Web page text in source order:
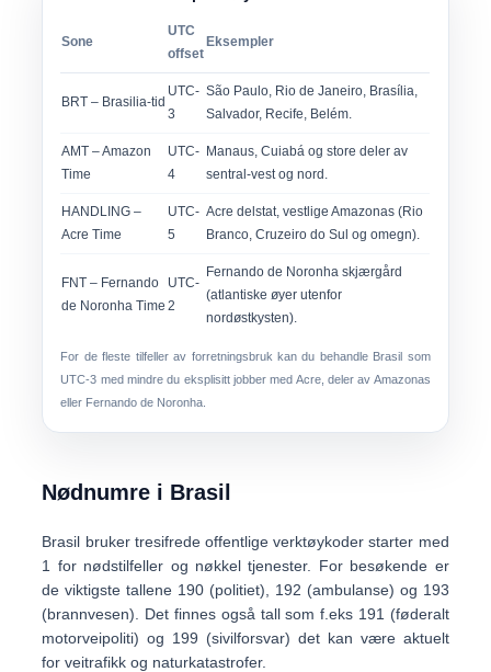
Sone
UTC
offset
Eksempler
BRT – Brasilia-tid
UTC-
3
São Paulo, Rio de Janeiro, Brasília,
Salvador, Recife, Belém.
AMT – Amazon
Time
UTC-
4
Manaus, Cuiabá og store deler av
sentral-vest og nord.
HANDLING –
Acre Time
UTC-
5
Acre delstat, vestlige Amazonas (Rio
Branco, Cruzeiro do Sul og omegn).
FNT – Fernando
de Noronha Time
UTC-
2
Fernando de Noronha skjærgård
(atlantiske øyer utenfor
nordøstkysten).
For de fleste tilfeller av forretningsbruk kan du behandle Brasil som
UTC-3 med mindre du eksplisitt jobber med Acre, deler av Amazonas
eller Fernando de Noronha.
Nødnumre i Brasil
Brasil bruker tresifrede offentlige verktøykoder starter med
1 for nødstilfeller og nøkkel tjenester. For besøkende er
de viktigste tallene 190 (politiet) 192 (ambulanse) og 193
(brannvesen) . Det finnes også tall som f.eks 191 (føderalt
motorveipoliti) og 199 (sivilforsvar) det kan være aktuelt
for veitrafikk og naturkatastrofer.